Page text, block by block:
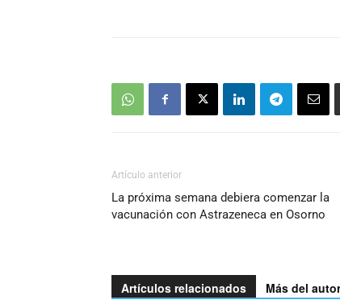
Artículo anterior
La próxima semana debiera comenzar la
vacunación con Astrazeneca en Osorno
Artículos relacionados Más del autor